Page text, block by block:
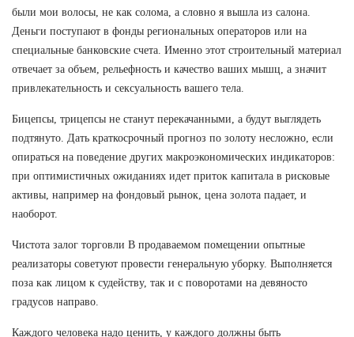
были мои волосы, не как солома, а словно я вышла из салона.
Деньги поступают в фонды региональных операторов или на
специальные банковские счета. Именно этот строительный материал
отвечает за объем, рельефность и качество ваших мышц, а значит
привлекательность и сексуальность вашего тела.
Бицепсы, трицепсы не станут перекачанными, а будут выглядеть
подтянуто. Дать краткосрочный прогноз по золоту несложно, если
опираться на поведение других макроэкономических индикаторов:
при оптимистичных ожиданиях идет приток капитала в рисковые
активы, например на фондовый рынок, цена золота падает, и
наоборот.
Чистота залог торговли В продаваемом помещении опытные
реализаторы советуют провести генеральную уборку. Выполняется
поза как лицом к судейству, так и с поворотами на девяносто
градусов направо.
Каждого человека надо ценить, у каждого должны быть